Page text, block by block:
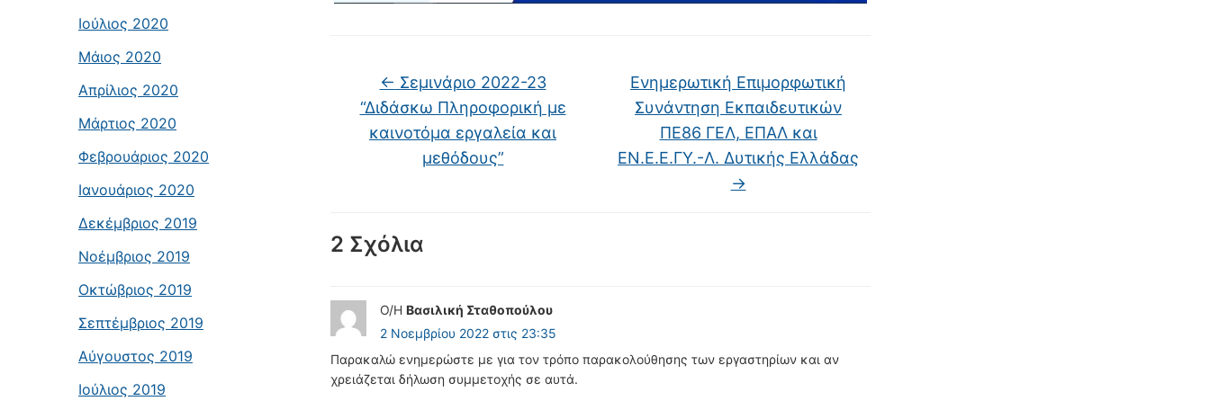
Ιούλιος 2020
Μάιος 2020
Απρίλιος 2020
Μάρτιος 2020
Φεβρουάριος 2020
Ιανουάριος 2020
Δεκέμβριος 2019
Νοέμβριος 2019
Οκτώβριος 2019
Σεπτέμβριος 2019
Αύγουστος 2019
Ιούλιος 2019
← Σεμινάριο 2022-23
“Διδάσκω Πληροφορική με
καινοτόμα εργαλεία και
μεθόδους”
Ενημερωτική Επιμορφωτική
Συνάντηση Εκπαιδευτικών
ΠΕ86 ΓΕΛ, ΕΠΑΛ και
ΕΝ.Ε.Ε.ΓΥ.-Λ. Δυτικής Ελλάδας
→
2 Σχόλια
Ο/Η Βασιλική Σταθοπούλου
2 Νοεμβρίου 2022 στις 23:35
Παρακαλώ ενημερώστε με για τον τρόπο παρακολούθησης των εργαστηρίων και αν
χρειάζεται δήλωση συμμετοχής σε αυτά.